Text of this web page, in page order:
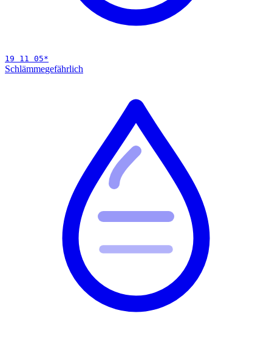
19 11 05*
Schlämmegefährlich